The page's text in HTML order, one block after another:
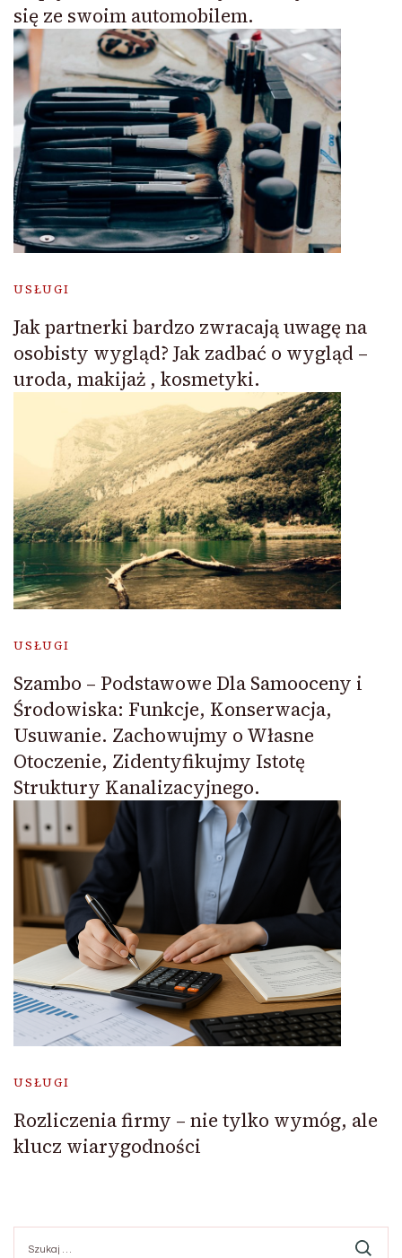
się ze swoim automobilem.
USŁUGI
Jak partnerki bardzo zwracają uwagę na
osobisty wygląd? Jak zadbać o wygląd –
uroda, makijaż , kosmetyki.
USŁUGI
Szambo – Podstawowe Dla Samooceny i
Środowiska: Funkcje, Konserwacja,
Usuwanie. Zachowujmy o Własne
Otoczenie, Zidentyfikujmy Istotę
Struktury Kanalizacyjnego.
USŁUGI
Rozliczenia firmy – nie tylko wymóg, ale
klucz wiarygodności